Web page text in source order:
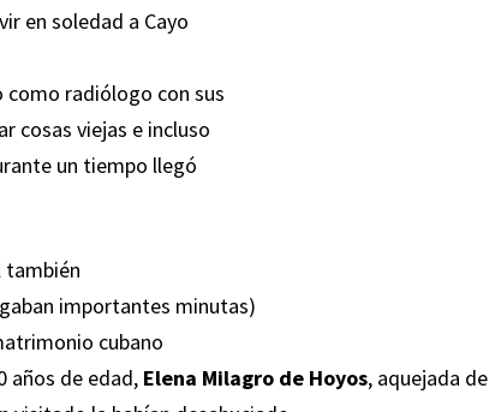
en soledad a Cayo
radiólogo con sus
cosas viejas e incluso
un tiempo llegó
también
importantes minutas)
cubano
años de edad, Elena Milagro de Hoyos, aquejada de